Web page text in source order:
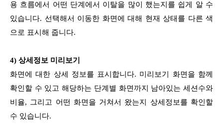
용 흐름에서 어떤 단계에서 이탈을 많이 했는지를 쉽게 알 수
있습니다. 선택해서 이동한 화면에 대해 현재 상태를 다른 색
으로 표시해 줍니다.
4) 상세정보 미리보기
화면에 대한 상세 정보를 표시합니다. 미리보기 화면을 함께
확인할 수 있고 해당하는 단계별 화면까지 남아있는 세션수와
비율, 그리고 어떤 화면을 거쳐서 왔는지 상세정보를 확인할
수 있습니다.